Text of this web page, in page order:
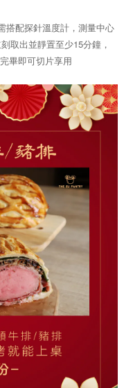
搭配探針溫度計，測量中心
取出並靜置至少15分鐘，
畢即可切片享用